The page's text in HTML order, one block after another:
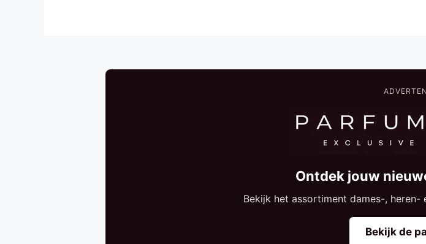
Ontdek jouw
Bekijk het assortiment dames-, heren-
Bekijk de